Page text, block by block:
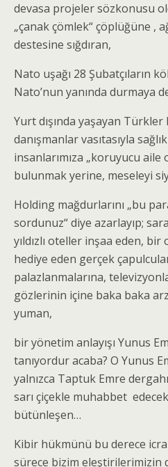
devasa projeler sözkonusu
„çanak çömlek“ çöplüğüne ,
destesine sığdıran,
Nato uşağı 28 Şubatçıların
Nato’nun yanında durmaya
Yurt dışında yaşayan
danışmanlar vasıtasıyla
insanlarımıza „koruyucu aile
bulunmak yerine, meseleyi
Holding mağdurlarını „bu
sordunuz“ diye azarlayıp;
yıldızlı oteller inşaa eden,
hediye eden gerçek
palazlanmalarına,
gözlerinin içine baka baka
yuman,
bir yönetim anlayışı Yunus
tanıyordur acaba? O Yunus
yalnızca Taptuk Emre
sarı çiçekle muhabbet
bütünleşen…
Kibir hükmünü bu derece
sürece bizim eleştirilerimizin